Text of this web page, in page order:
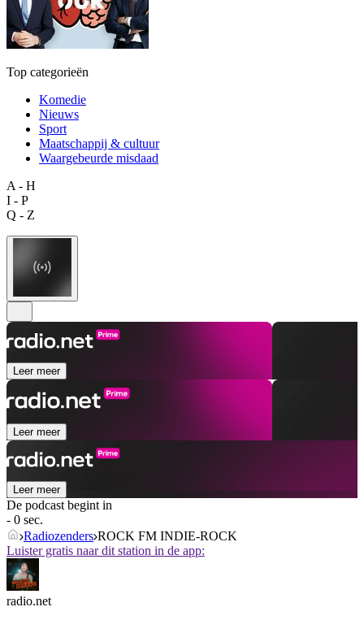
Top categorieën
Komedie
Nieuws
Sport
Maatschappij & cultuur
Waargebeurde misdaad
A - H
I - P
Q - Z
Leer meer
Leer meer
Leer meer
De podcast begint in
- 0 sec.
Radiozenders ROCK FM INDIE-ROCK
Luister gratis naar dit station in de app:
radio.net